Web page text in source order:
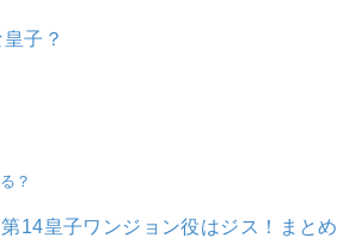
子？
？
14皇子ワンジョン役はジス！まとめ